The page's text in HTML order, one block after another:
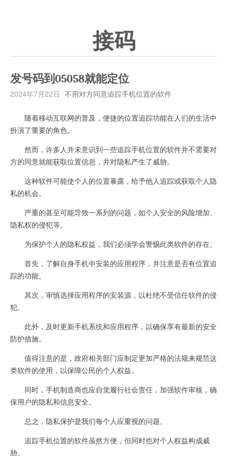
接码
发号码到05058就能定位
2024年7月22日 不用对方同意追踪手机位置的软件
随着移动互联网的普及，便捷的位置追踪功能在人们的生活中
扮演了重要的角色。
然而，许多人并未意识到一些追踪手机位置的软件并不需要对
方的同意就能获取位置信息，并对隐私产生了威胁。
这种软件可能使个人的位置暴露，给予他人追踪或获取个人隐
私的机会。
严重的甚至可能导致一系列的问题，如个人安全的风险增加、
隐私权的侵犯等。
为保护个人的隐私权益，我们必须学会警惕此类软件的存在。
首先，了解自身手机中安装的应用程序，并注意是否有位置追
踪的功能。
其次，审慎选择应用程序的安装源，以杜绝不受信任软件的侵
犯。
此外，及时更新手机系统和应用程序，以确保享有最新的安全
防护措施。
值得注意的是，政府相关部门应制定更加严格的法规来规范这
类软件的使用，以保障公民的个人权益。
同时，手机制造商也应自觉履行社会责任，加强软件审核，确
保用户的隐私和信息安全。
总之，隐私保护是我们每个人应重视的问题。
追踪手机位置的软件虽然方便，但同时也对个人权益构成威
胁。